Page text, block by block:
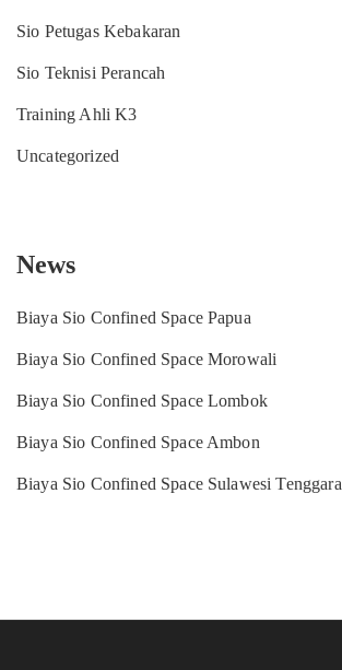
Sio Petugas Kebakaran
Sio Teknisi Perancah
Training Ahli K3
Uncategorized
News
Biaya Sio Confined Space Papua
Biaya Sio Confined Space Morowali
Biaya Sio Confined Space Lombok
Biaya Sio Confined Space Ambon
Biaya Sio Confined Space Sulawesi Tenggara